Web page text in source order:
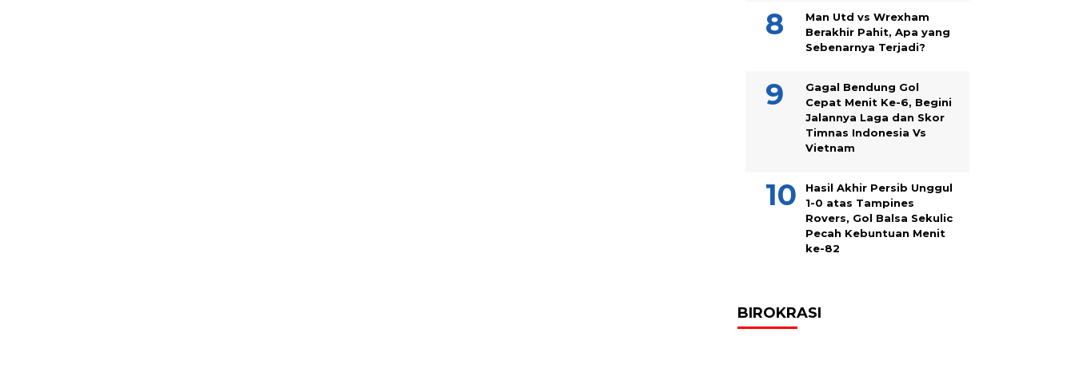
Man Utd vs Wrexham
Berakhir Pahit, Apa yang
Sebenarnya Terjadi?
Gagal Bendung Gol
Cepat Menit Ke-6, Begini
Jalannya Laga dan Skor
Timnas Indonesia Vs
Vietnam
Hasil Akhir Persib Unggul
1-0 atas Tampines
Rovers, Gol Balsa Sekulic
Pecah Kebuntuan Menit
ke-82
BIROKRASI